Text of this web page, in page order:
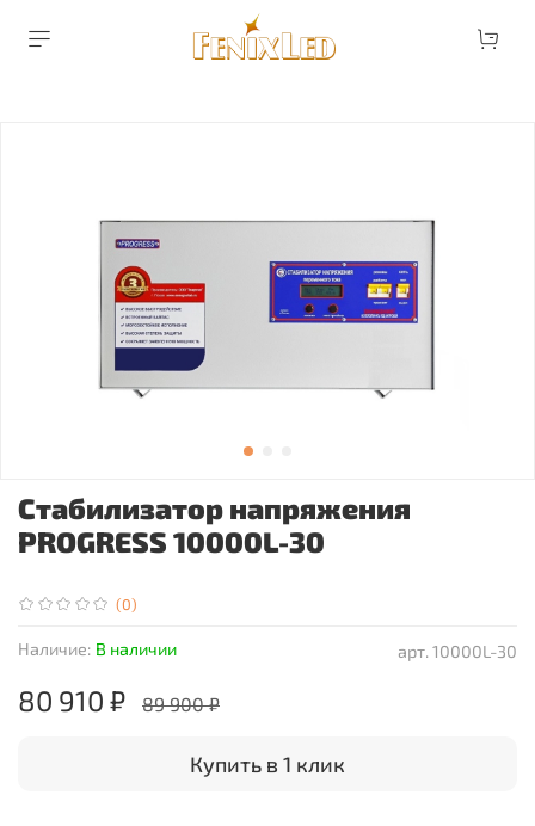
(0)
арт.10000L-30
Наличие: В наличии
Стабилизатор напряжения
PROGRESS 10000L-30
80 910 ₽ 89 900 ₽
Купить в 1 клик